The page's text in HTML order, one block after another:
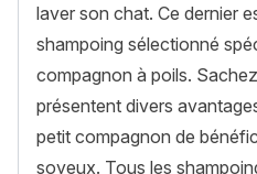
laver son chat. Ce dernier
shampoing sélectionné
compagnon à poils.
présentent divers
petit compagnon de
soyeux. Tous les